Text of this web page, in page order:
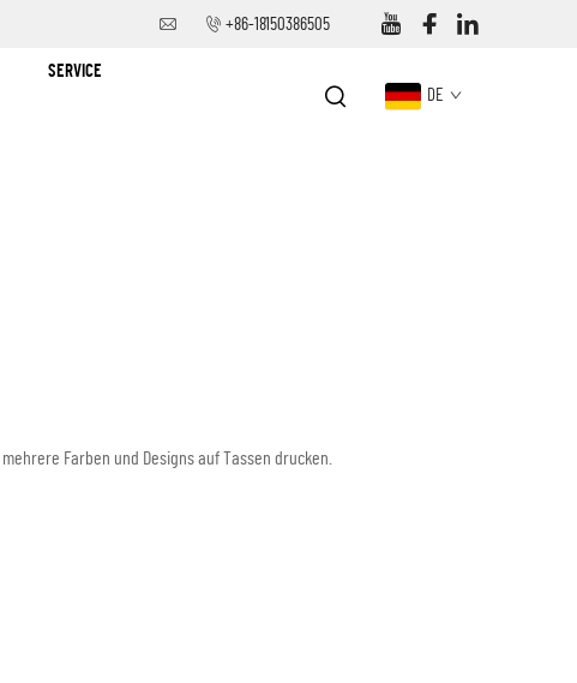
+86-18150386505
SERVICE
DE
Farben und Designs auf Tassen drucken.